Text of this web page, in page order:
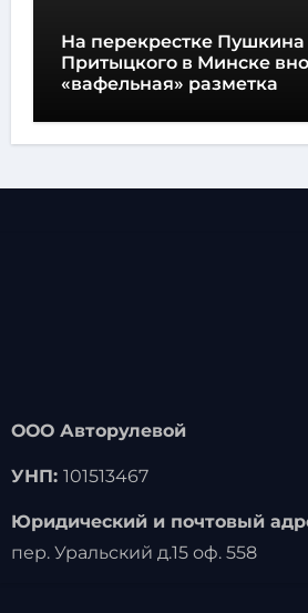
На перекрестке
Притыцкого в Минске
«вафельная» разметка
ООО Авторулевой
УНП: 101513467
Юридический и почтовый
пер. Уральский д.15 оф. 558